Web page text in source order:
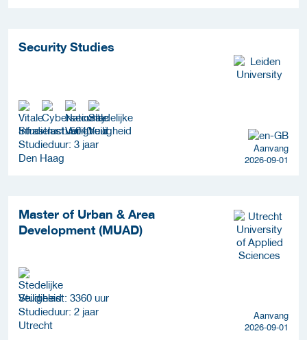
Security Studies
Studielast: 5040 uur
Studieduur: 3 jaar
Den Haag
Aanvang
2026-09-01
Master of Urban & Area
Development (MUAD)
Studielast: 3360 uur
Studieduur: 2 jaar
Utrecht
Aanvang
2026-09-01